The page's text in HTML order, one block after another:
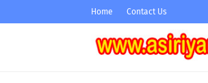
Home Contact Us